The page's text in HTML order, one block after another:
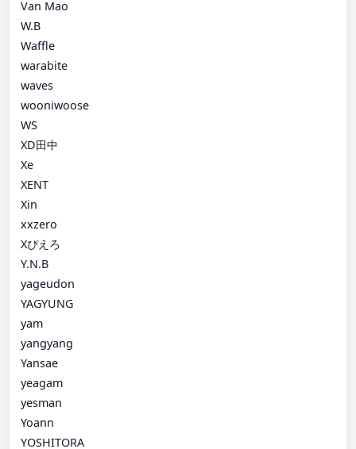
Van Mao
W.B
Waffle
warabite
waves
wooniwoose
WS
XD田中
Xe
XENT
Xin
xxzero
Xぴえろ
Y.N.B
yageudon
YAGYUNG
yam
yangyang
Yansae
yeagam
yesman
Yoann
YOSHITORA